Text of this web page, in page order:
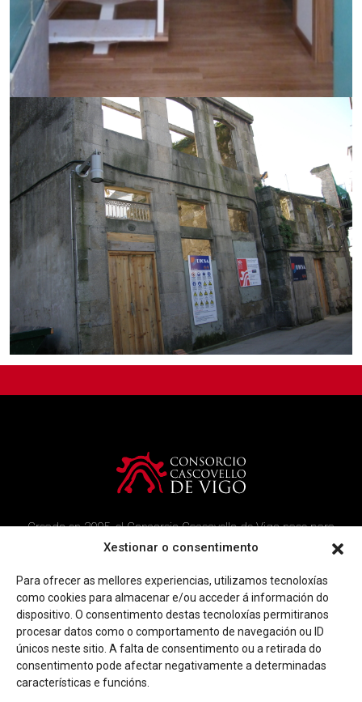
Xestionar o consentimento
Para ofrecer as mellores experiencias, utilizamos tecnoloxías
como cookies para almacenar e/ou acceder á información do
dispositivo. O consentimento destas tecnoloxías permitiranos
procesar datos como o comportamento de navegación ou ID
únicos neste sitio. A falta de consentimento ou a retirada do
consentimento pode afectar negativamente a determinadas
características e funcións.
Creado en 2005, el Consorcio Cascovello de Vigo nace para
atender a los vecinos del casco histórico, creando un ambicioso
Imagen corporativa Contacto
Facebook Twitter Youtube
Instagram
Rúa Ferrería, 45 Baixo 36202 Vigo (Pontevedra)
info@consorciocascovellovigo.org